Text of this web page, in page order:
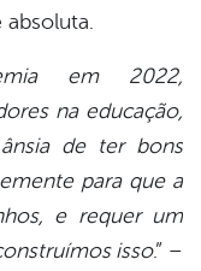
em 2022,
na educação,
de ter bons
para que a
e requer um
isso.” –